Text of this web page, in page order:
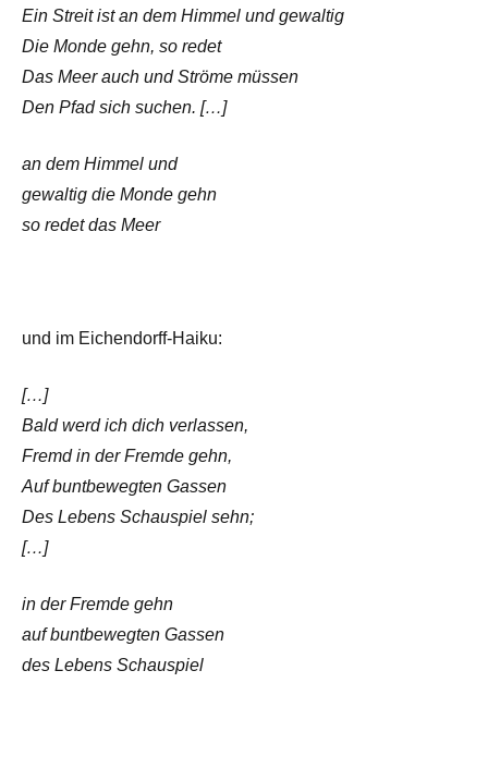
Ein Streit ist an dem Himmel und gewaltig
Die Monde gehn, so redet
Das Meer auch und Ströme müssen
Den Pfad sich suchen. […]
an dem Himmel und
gewaltig die Monde gehn
so redet das Meer
und im Eichendorff-Haiku:
[…]
Bald werd ich dich verlassen,
Fremd in der Fremde gehn,
Auf buntbewegten Gassen
Des Lebens Schauspiel sehn;
[…]
in der Fremde gehn
auf buntbewegten Gassen
des Lebens Schauspiel